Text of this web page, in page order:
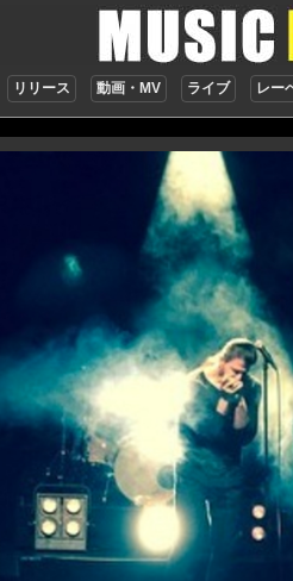
リリース 動画・MV ライブ レー